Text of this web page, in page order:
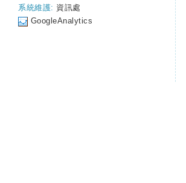
系統維護: 資訊處
GoogleAnalytics